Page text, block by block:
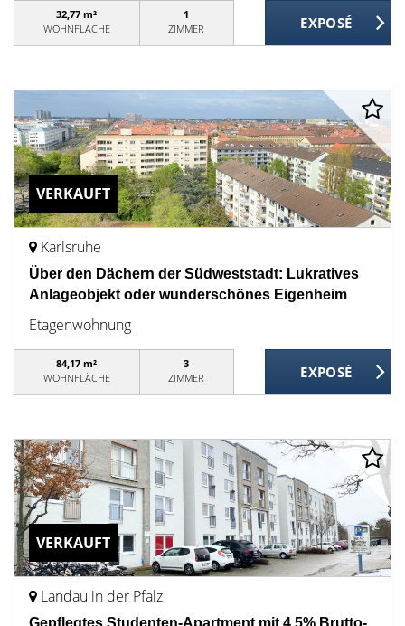
32,77 m²
WOHNFLÄCHE
1
ZIMMER
VERKAUFT
Karlsruhe
Über den Dächern der Südweststadt: Lukratives
Anlageobjekt oder wunderschönes Eigenheim
Etagenwohnung
84,17 m²
WOHNFLÄCHE
3
ZIMMER
VERKAUFT
Landau in der Pfalz
Gepflegtes Studenten-Apartment mit 4,5% Brutto-